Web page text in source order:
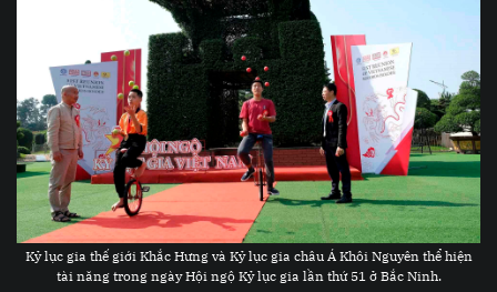
Kỷ lục gia thế giới Khắc Hưng và Kỷ lục gia châu Á Khôi Nguyên thể hiện
tài năng trong ngày Hội ngộ Kỷ lục gia lần thứ 51 ở Bắc Ninh.